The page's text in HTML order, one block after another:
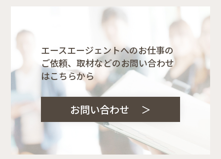
エースエージェントへのお仕事の
ご依頼、取材などのお問い合わせ
はこちらから
お問い合わせ